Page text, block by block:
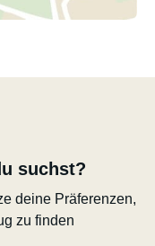
suchst?
deine Präferenzen,
zu finden